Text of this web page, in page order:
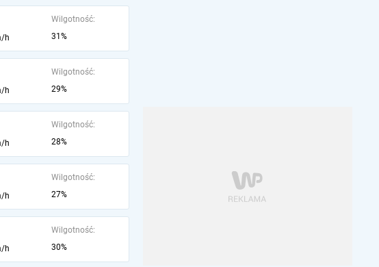
h
Wilgotność:
31%
h
Wilgotność:
29%
h
Wilgotność:
28%
h
Wilgotność:
27%
h
Wilgotność:
30%